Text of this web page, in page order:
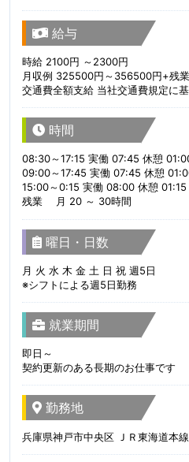
給与
時給 2100円 ～2300円
月収例 325500円～356500円+残
交通費全額支給 当社交通費規定に
時間
08:30～17:15 実働 07:45 休憩
09:00～17:45 実働 07:45 休憩
15:00～0:15 実働 08:00 休憩 01:15
残業 月 20 ～ 30時間
曜日・日数
月 火 水 木 金 土 日 祝 週5日
※シフトによる週5日勤務
就業期間
即日～
契約更新のある長期のお仕事です
勤務地
兵庫県神戸市中央区 ＪＲ東海道本